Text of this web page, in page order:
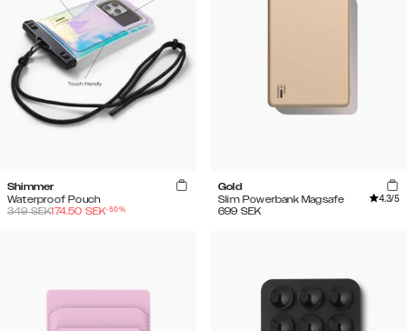
Shimmer
Waterproof Pouch
349SEK174.50 SEK-50%
Gold
Slim Powerbank Magsafe
4.3/5
699 SEK